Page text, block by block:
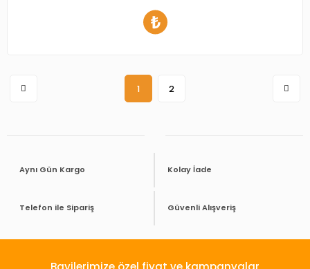
1 2
Aynı Gün Kargo Kolay İade
Telefon ile Sipariş Güvenli Alışveriş